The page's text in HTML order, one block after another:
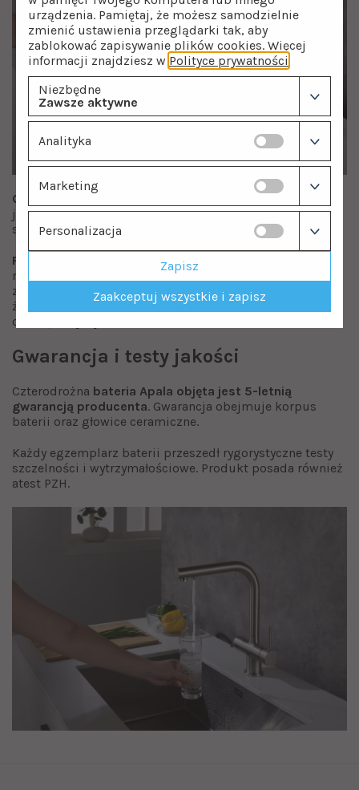
Cermiczna głowica
jakości ceramiczne głowice, które odpowiadają za
szczelność oraz płynne sterowanie strumieniem wody.
Perlatory
. Bateria posiada perlatory, służące do
napowietrzania strumienia wody (mieszania wody
z powietrzem). Zastosowanie tych drobnych sit sprawia,
że przepływ jest odpowiednio dostosowany i znacznie
oszczędniejszy.
Gwarancja i testy jakości
Czterodrożna bateria Apala objęta jest 5-letnią
gwarancją producenta. Gwarancja obejmuje korpus
baterii oraz głowice ceramiczne.
Każdy egzemplarz baterii przeszedł rygorystyczne testy
szczelności i wytrzymałościowe. Produkt posada również
atest PZH.
urządzenia. Pamiętaj, że możesz samodzielnie
zmienić ustawienia przeglądarki tak, aby
zablokować zapisywanie plików cookies. Więcej
informacji znajdziesz w Polityce prywatności
Niezbędne
Zawsze aktywne
Analityka
Marketing
Personalizacja
Zapisz
Zaakceptuj wszystkie i zapisz